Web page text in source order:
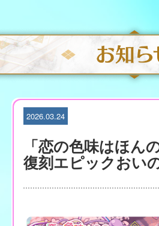
i
p
t
o
c
2026.03.24
「恋の色味はほん
復刻エピックおい